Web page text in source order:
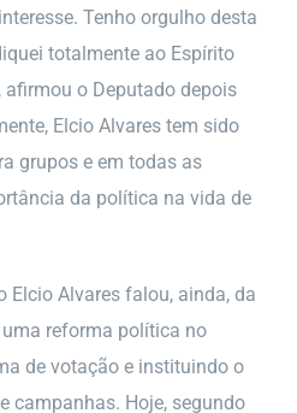
Tenho orgulho desta
totalmente ao Espírito
afirmou o Deputado depois
Elcio Alvares tem sido
grupos e em todas as
da política na vida de
Elcio Alvares falou, ainda, da
reforma política no
de votação e instituindo o
campanhas. Hoje, segundo